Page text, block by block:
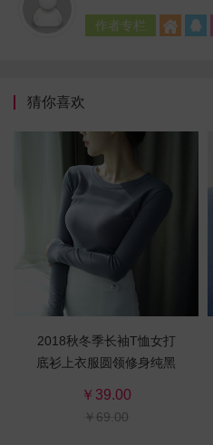
作者专栏  
猜你喜欢
2018秋冬季长袖T恤女打
底衫上衣服圆领修身纯黑
￥39.00
￥69.00